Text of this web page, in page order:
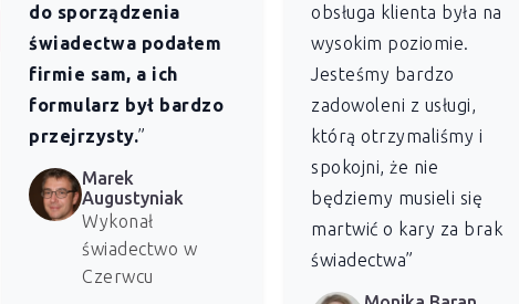
do sporządzenia
świadectwa podałem
firmie sam, a ich
formularz był bardzo
przejrzysty.”
Marek
Augustyniak
Wykonał
świadectwo w
Czerwcu
obsługa klienta była na
wysokim poziomie.
Jesteśmy bardzo
zadowoleni z usługi,
którą otrzymaliśmy i
spokojni, że nie
będziemy musieli się
martwić o kary za brak
świadectwa”